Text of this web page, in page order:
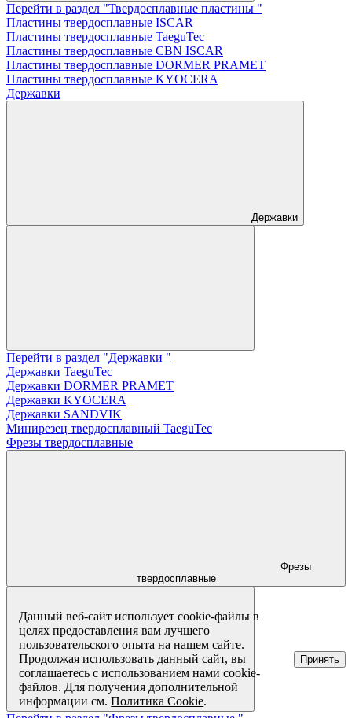
Перейти в раздел "Твердосплавные пластины "
Пластины твердосплавные ISCAR
Пластины твердосплавные TaeguTec
Пластины твердосплавные CBN ISCAR
Пластины твердосплавные DORMER PRAMET
Пластины твердосплавные KYOCERA
Державки
Державки
Перейти в раздел "Державки "
Державки TaeguTec
Державки DORMER PRAMET
Державки KYOCERA
Державки SANDVIK
Минирезец твердосплавный TaeguTec
Фрезы твердосплавные
Фрезы
твердосплавные
Данный веб-сайт использует cookie-файлы в
целях предоставления вам лучшего
пользовательского опыта на нашем сайте.
Продолжая использовать данный сайт, вы
соглашаетесь с использованием нами cookie-
файлов. Для получения дополнительной
информации см.Политика Cookie.
Принять